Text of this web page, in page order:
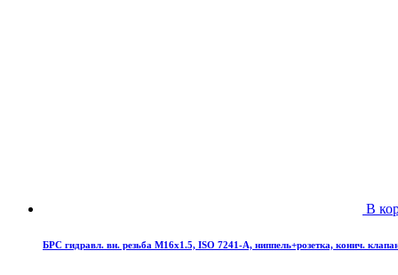
В
БРС гидравл. вн. резьба М16х1.5, ISO 7241-A, ниппель+розетка, конич.